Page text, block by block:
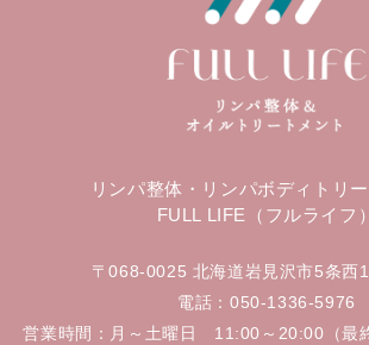
リンパ整体・リンパボディトリ
FULL LIFE（フルライフ）
〒068-0025 北海道岩見沢市5条西
電話：050-1336-5976
営業時間：月～土曜日 11:00～20:00（